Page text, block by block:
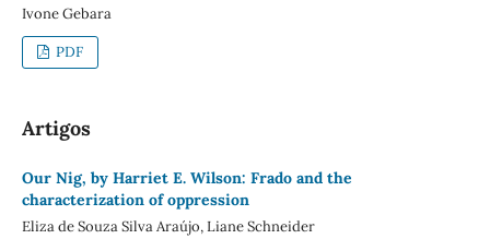
Ivone Gebara
PDF
Artigos
Our Nig, by Harriet E. Wilson: Frado and the
characterization of oppression
Eliza de Souza Silva Araújo, Liane Schneider